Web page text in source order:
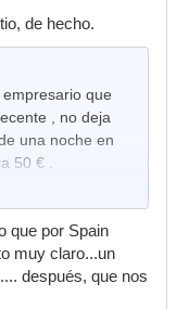
de hecho.
que
, no deja
una noche en
50 € .
que por Spain
muy claro...un
después, que nos